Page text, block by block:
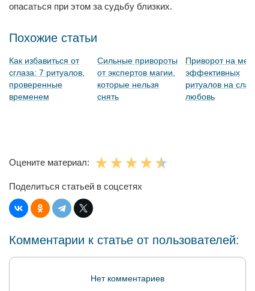
опасаться при этом за судьбу близких.
Оцените материал:
Поделиться статьей в соцсетях
Комментарии к статье от пользователей:
Нет комментариев
Похожие статьи
Как избавиться от
сглаза: 7 ритуалов,
проверенные
временем
Сильные привороты
от экспертов магии,
которые нельзя
снять
Приворот на мед:
эффективных
ритуалов на
любовь